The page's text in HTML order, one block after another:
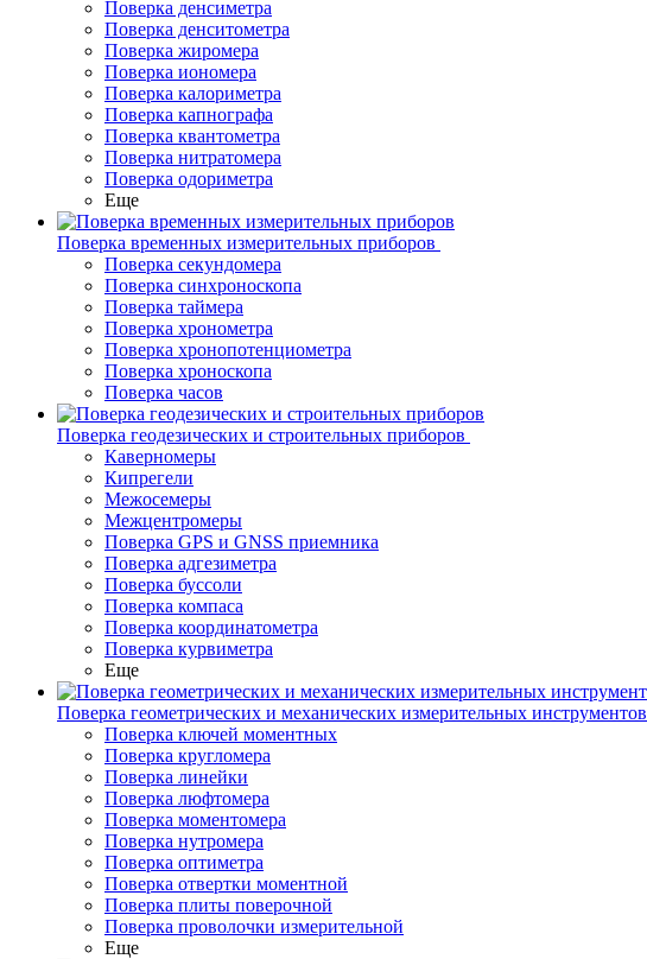
Поверка денсиметра
Поверка денситометра
Поверка жиромера
Поверка иономера
Поверка калориметра
Поверка капнографа
Поверка квантометра
Поверка нитратомера
Поверка одориметра
Еще
Поверка временных измерительных приборов
Поверка секундомера
Поверка синхроноскопа
Поверка таймера
Поверка хронометра
Поверка хронопотенциометра
Поверка хроноскопа
Поверка часов
Поверка геодезических и строительных приборов
Каверномеры
Кипрегели
Межосемеры
Межцентромеры
Поверка GPS и GNSS приемника
Поверка адгезиметра
Поверка буссоли
Поверка компаса
Поверка координатометра
Поверка курвиметра
Еще
Поверка геометрических и механических измерительных инструментов
Поверка ключей моментных
Поверка кругломера
Поверка линейки
Поверка люфтомера
Поверка моментомера
Поверка нутромера
Поверка оптиметра
Поверка отвертки моментной
Поверка плиты поверочной
Поверка проволочки измерительной
Еще